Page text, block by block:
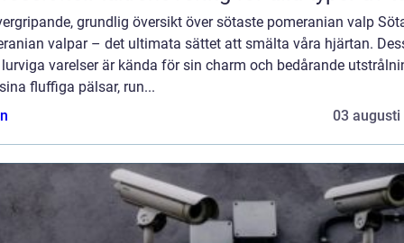
grundlig översikt över sötaste pomeranian valp
valpar – det ultimata sättet att smälta våra hjärtan.
varelser är kända för sin charm och bedårande
fluffiga pälsar, run...
03 augusti